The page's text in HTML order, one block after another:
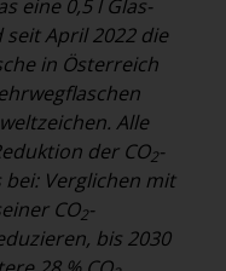
eine 0,5 l Glas-
April 2022 die
in Österreich
Alle
der CO2-
Verglichen mit
CO2-
bis 2030